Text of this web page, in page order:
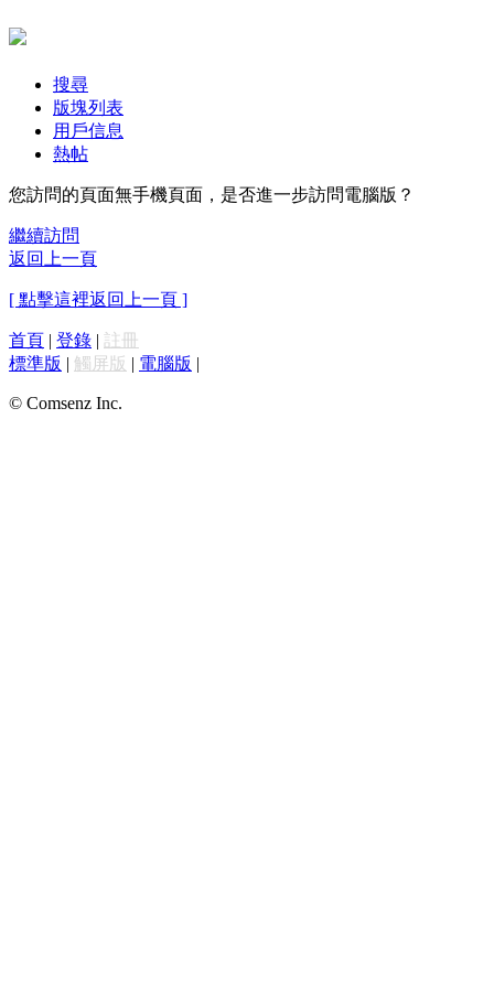
搜尋
版塊列表
用戶信息
熱帖
您訪問的頁面無手機頁面，是否進一步訪問電腦版？
繼續訪問
返回上一頁
[ 點擊這裡返回上一頁 ]
首頁 | 登錄 | 註冊
標準版 | 觸屏版 | 電腦版 |
© Comsenz Inc.